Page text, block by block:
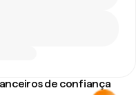
de confiança